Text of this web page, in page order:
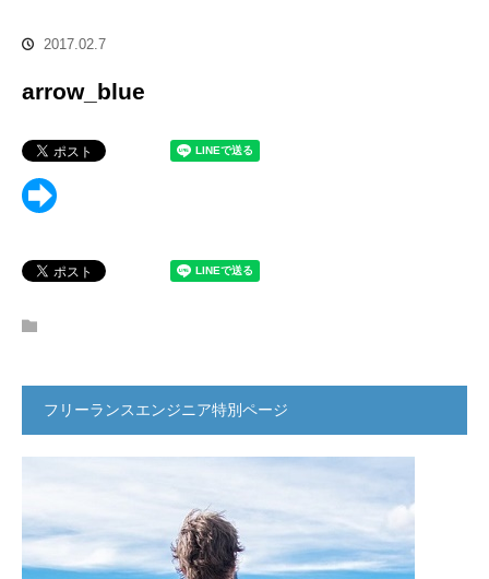
2017.02.7
arrow_blue
フリーランスエンジニア特別ページ